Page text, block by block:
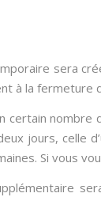
sera
à la fermeture
certain
jours, celle
Si vous